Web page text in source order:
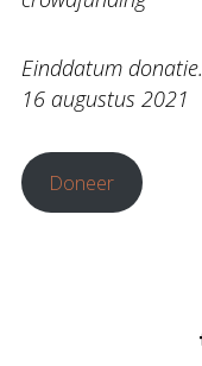
Einddatum donatie.
16 augustus 2021
Doneer